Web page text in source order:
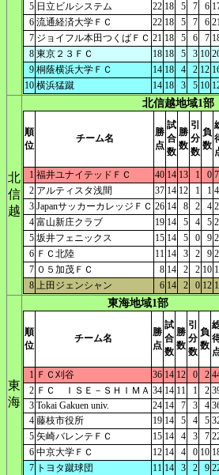
5 日立ビルシステム 22 18 5 7 6
6 流通経済大学ＦＣ 22 18 5 7 6
7 ジョイフル本田つくばＦＣ 21 18 5 6 7
8 東京２３ＦＣ 18 18 5 3 10
9 桐蔭横浜大学ＦＣ 14 18 4 2 12
10 横浜猛蹴 14 18 3 5 10
北
信
越
北信越地域1部
順
位
チーム名
勝
点
試
合
数
勝
数
引
分
数
負
数
1 福井ユナイテッドＦＣ 40 14 13 1 0
2 アルティスタ浅間 37 14 12 1 1
3 JapanサッカーカレッジＦＣ 26 14 8 2 4
4 富山新庄クラブ 19 14 5 4 5
5 坂井フェニックス 15 14 5 0 9
6 ＦＣ北陸 11 14 3 2 9
7 ０５加茂ＦＣ 8 14 2 2 10
8 上田ジェンシャン 6 14 2 0 12
東
海
東海地域1部
順
位
チーム名
勝
点
試
合
数
勝
数
引
分
数
負
数
1 ＦＣ刈谷 36 14 12 0 2
2 ＦＣ ＩＳＥ－ＳＨＩＭＡ 34 14 11 1 2
3 Tokai Gakuen univ. 24 14 7 3 4
4 藤枝市役所 19 14 5 4 5
5 矢崎バレンテＦＣ 15 14 4 3 7
6 中京大学ＦＣ 12 14 4 0 10
7 トヨタ蹴球団 11 14 3 2 9